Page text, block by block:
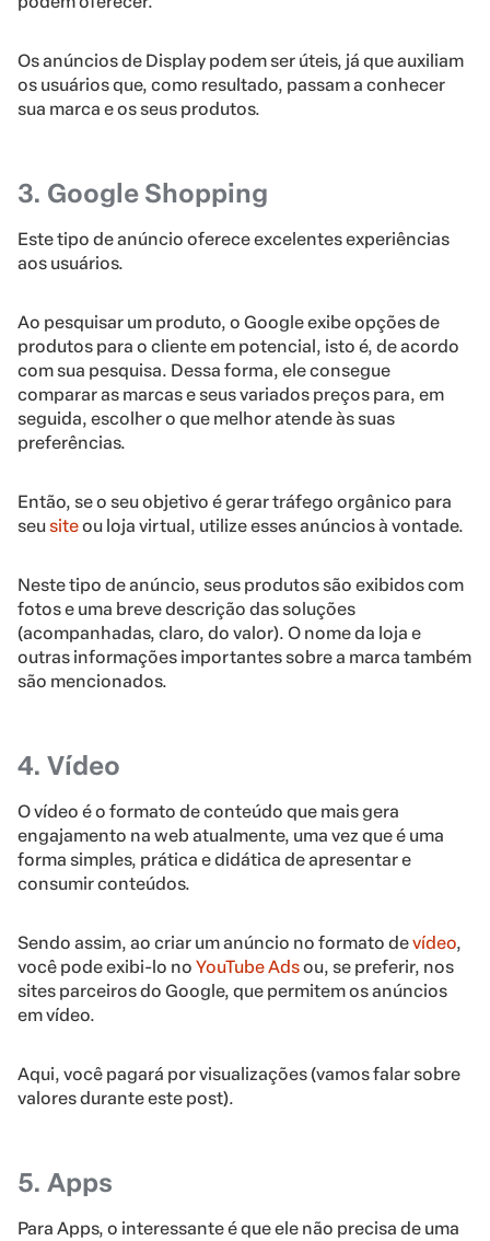
Os anúncios de Display podem ser úteis, já que auxiliam
os usuários que, como resultado, passam a conhecer
sua marca e os seus produtos.
3. Google Shopping
Este tipo de anúncio oferece excelentes experiências
aos usuários.
Ao pesquisar um produto, o Google exibe opções de
produtos para o cliente em potencial, isto é, de acordo
com sua pesquisa. Dessa forma, ele consegue
comparar as marcas e seus variados preços para, em
seguida, escolher o que melhor atende às suas
preferências.
Então, se o seu objetivo é gerar tráfego orgânico para
seusiteou loja virtual, utilize esses anúncios à vontade.
Neste tipo de anúncio, seus produtos são exibidos com
fotos e uma breve descrição das soluções
(acompanhadas, claro, do valor). O nome da loja e
outras informações importantes sobre a marca também
são mencionados.
4. Vídeo
O vídeo é o formato de conteúdo que mais gera
engajamento na web atualmente, uma vez que é uma
forma simples, prática e didática de apresentar e
consumir conteúdos.
Sendo assim, ao criar um anúncio no formato devídeo,
você pode exibi-lo no YouTube Adsou, se preferir, nos
sites parceiros do Google, que permitem os anúncios
em vídeo.
Aqui, você pagará por visualizações (vamos falar sobre
valores durante este post).
5. Apps
Para Apps, o interessante é que ele não precisa de uma